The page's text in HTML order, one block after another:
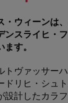
・ウィーンは
ンスライヒ・
す。
トヴァッサー
ドリヒ・シュ
設計したカラ